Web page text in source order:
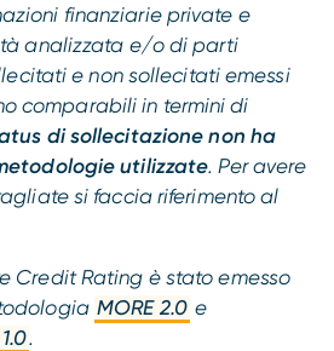
finanziarie private e
analizzata e/o di parti
e non sollecitati emessi
comparabili in termini di
di sollecitazione non ha
utilizzate. Per avere
si faccia riferimento al
Credit Rating è stato emesso
MORE 2.0 e
.